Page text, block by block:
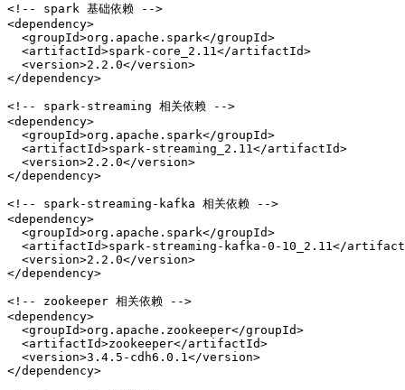
<!-- spark 基础依赖 -->
<dependency>
  <groupId>org.apache.spark</groupId>
  <artifactId>spark-core_2.11</artifactId>
  <version>2.2.0</version>
</dependency>
<!-- spark-streaming 相关依赖 -->
<dependency>
  <groupId>org.apache.spark</groupId>
  <artifactId>spark-streaming_2.11</artifactId>
  <version>2.2.0</version>
</dependency>
<!-- spark-streaming-kafka 相关依赖 -->
<dependency>
  <groupId>org.apache.spark</groupId>
<artifactId>spark-streaming-kafka-0-10_2.11</
  <version>2.2.0</version>
</dependency>
<!-- zookeeper 相关依赖 -->
<dependency>
  <groupId>org.apache.zookeeper</groupId>
  <artifactId>zookeeper</artifactId>
  <version>3.4.5-cdh6.0.1</version>
</dependency>